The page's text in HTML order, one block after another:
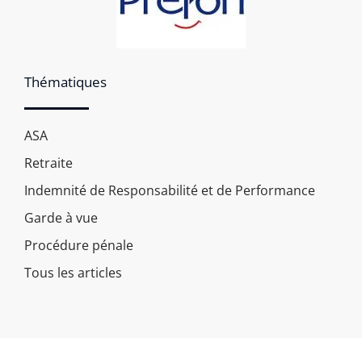
Thématiques
ASA
Retraite
Indemnité de Responsabilité et de Performance
Garde à vue
Procédure pénale
Tous les articles